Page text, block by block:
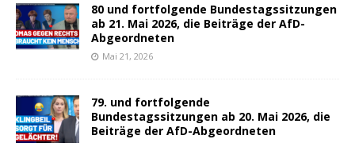
80 und fortfolgende Bundestagssitzungen
ab 21. Mai 2026, die Beiträge der AfD-
Abgeordneten
Mai 21, 2026
79. und fortfolgende
Bundestagssitzungen ab 20. Mai 2026, die
Beiträge der AfD-Abgeordneten